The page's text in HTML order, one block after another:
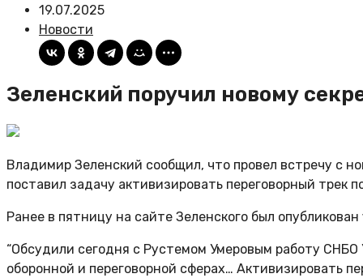
19.07.2025
Новости
Зеленский поручил новому
Владимир Зеленский сообщил, что провел встречу с
поставил задачу активизировать переговорный трек
Ранее в пятницу на сайте Зеленского был
“Обсудили сегодня с Рустемом Умеровым работу
оборонной и переговорной сферах… Активизировать